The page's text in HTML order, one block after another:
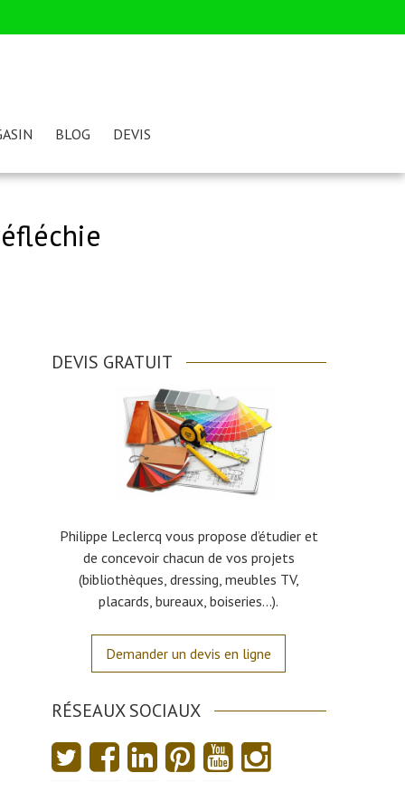
BLOG DEVIS
DEVIS GRATUIT
Philippe Leclercq vous propose d’étudier et
de concevoir chacun de vos projets
(bibliothèques, dressing, meubles TV,
placards, bureaux, boiseries…).
Demander un devis en ligne
RÉSEAUX SOCIAUX